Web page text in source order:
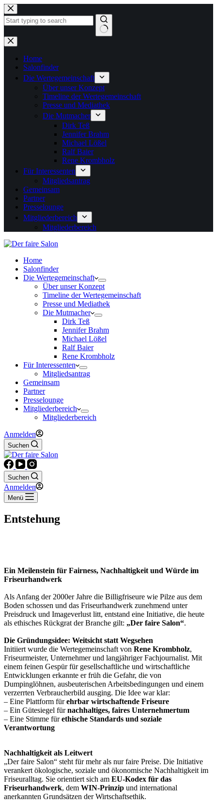
Zum
Inhalt
springen
Keine
Ergebnisse
Home
Salonfinder
Die Wertegemeinschaft
Über unser Konzept
Timeline der Wertegemeinschaft
Presse und Mediathek
Die Mutmacher
Dirk Teß
Jennifer Brahm
Michael Lößel
Ralf Baier
Rene Krombholz
Für Interessenten
Mitgliedsantrag
Gemeinsam
Partner
Presselounge
Mitgliederbereich
Mitgliederbereich
Home
Salonfinder
Die Wertegemeinschaft
Über unser Konzept
Timeline der Wertegemeinschaft
Presse und Mediathek
Die Mutmacher
Dirk Teß
Jennifer Brahm
Michael Lößel
Ralf Baier
Rene Krombholz
Für Interessenten
Mitgliedsantrag
Gemeinsam
Partner
Presselounge
Mitgliederbereich
Mitgliederbereich
Anmelden
Suchen
Suchen
Anmelden
Menü
Entstehung
Ein Meilenstein für Fairness, Nachhaltigkeit und Würde im
Friseurhandwerk
Als Anfang der 2000er Jahre die Billigfriseure wie Pilze aus dem
Boden schossen und das Friseurhandwerk zunehmend unter
Preisdruck und Imageverlust litt, entstand eine Initiative, die heute
als ethisches Rückgrat der Branche gilt: „Der faire Salon“.
Die Gründungsidee: Weitsicht statt Wegsehen
Initiiert wurde die Wertegemeinschaft von Rene Krombholz,
Friseurmeister, Unternehmer und langjähriger Fachjournalist. Mit
einem feinen Gespür für gesellschaftliche und wirtschaftliche
Entwicklungen erkannte er früh die Gefahr, die von
Dumpinglöhnen, ausbeuterischen Arbeitsbedingungen und einem
verzerrten Verbraucherbild ausging. Die Idee war klar:
– Eine Plattform fürehrbar wirtschaftende Friseure
– Ein Gütesiegel fürnachhaltiges, faires Unternehmertum
– Eine Stimme fürethische Standards und soziale
Verantwortung
Nachhaltigkeit als Leitwert
„Der faire Salon“ steht für mehr als nur faire Preise. Die Initiative
verankert ökologische, soziale und ökonomische Nachhaltigkeit im
Friseuralltag. Sie orientiert sich am EU-Kodex für das
Friseurhandwerk, dem WIN-Prinzip und international
anerkannten Grundsätzen der Wirtschaftsethik.